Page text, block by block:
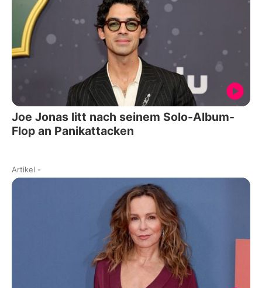
Joe Jonas litt nach seinem Solo-Album-
Flop an Panikattacken
Artikel -